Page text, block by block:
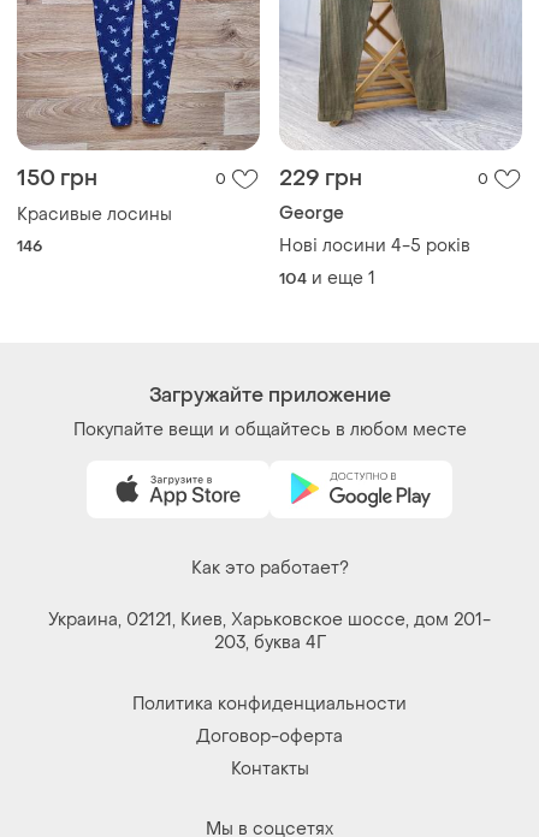
150 грн 0
Красивые лосины
146
229 грн 0
George
Нові лосини 4-5 років
104 и еще 1
Загружайте приложение
Покупайте вещи и общайтесь в любом месте
Как это работает?
Украина, 02121, Киев, Харьковское шоссе, дом 201-
203, буква 4Г
Политика конфиденциальности
Договор-оферта
Контакты
Мы в соцсетях